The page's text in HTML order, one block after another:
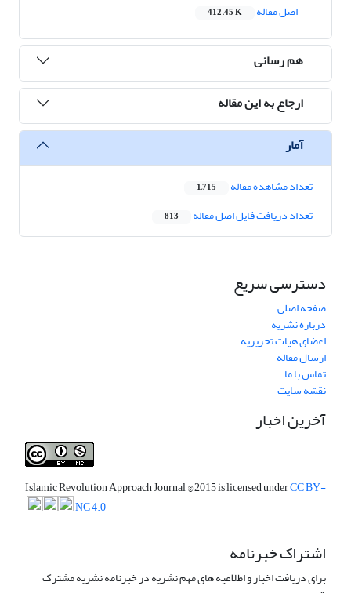
اصل مقاله
412.45 K
هم رسانی
ارجاع به این مقاله
آمار
تعداد مشاهده مقاله 1,715
تعداد دریافت فایل اصل مقاله 813
دسترسی سریع
صفحه اصلی
درباره نشریه
اعضای هیات تحریریه
ارسال مقاله
تماس با ما
نقشه سایت
آخرین اخبار
Islamic Revolution Approach Journal© 2015 is licensed underCC BY-
NC 4.0
اشتراک خبرنامه
برای دریافت اخبار و اطلاعیه های مهم نشریه در خبرنامه نشریه مشترک